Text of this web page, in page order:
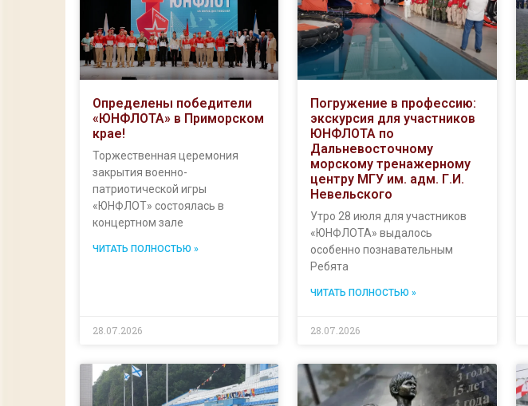
Определены победители
«ЮНФЛОТА» в Приморском
крае!
Торжественная церемония
закрытия военно-
патриотической игры
«ЮНФЛОТ» состоялась в
концертном зале
ЧИТАТЬ ПОЛНОСТЬЮ »
28.07.2026
Погружение в профессию:
экскурсия для участников
ЮНФЛОТА по
Дальневосточному
морскому тренажерному
центру МГУ им. адм. Г.И.
Невельского
Утро 28 июля для участников
«ЮНФЛОТА» выдалось
особенно познавательным
Ребята
ЧИТАТЬ ПОЛНОСТЬЮ »
28.07.2026